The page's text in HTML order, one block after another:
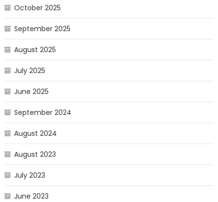
October 2025
September 2025
August 2025
July 2025
June 2025
September 2024
August 2024
August 2023
July 2023
June 2023